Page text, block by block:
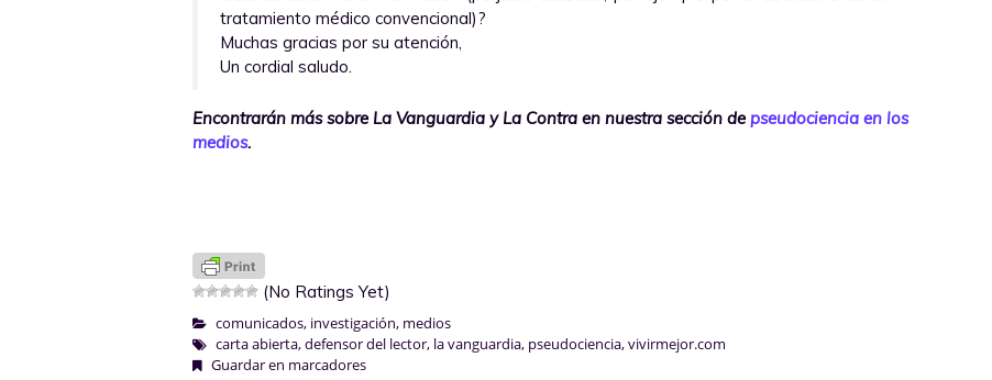
tratamiento médico convencional)?
Muchas gracias por su atención,
Un cordial saludo.
Encontrarán más sobre La Vanguardia y La Contra en nuestra sección depseudociencia en los
medios.
(No Ratings Yet)
comunicados, investigación, medios
carta abierta,defensor del lector, la vanguardia, pseudociencia,vivirmejor.com
Guardar en marcadores